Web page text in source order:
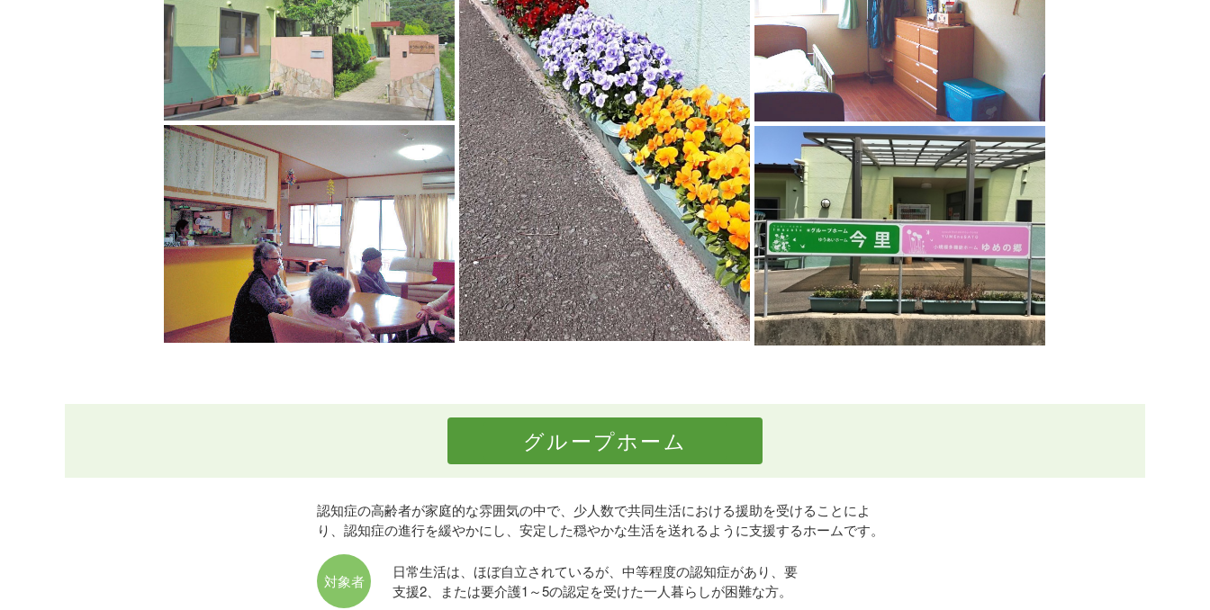
グループホーム
認知症の高齢者が家庭的な雰囲気の中で、少人数で共同生活における援助を受けることによ
り、認知症の進行を緩やかにし、安定した穏やかな生活を送れるように支援するホームです。
対象者
日常生活は、ほぼ自立されているが、中等程度の認知症があり、要
支援2、または要介護1～5の認定を受けた一人暮らしが困難な方。